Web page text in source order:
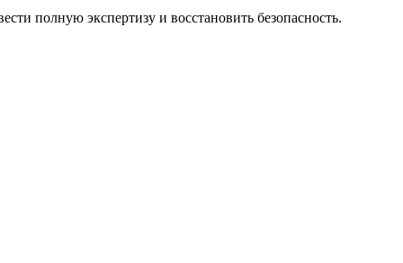
полную экспертизу и восстановить безопасность.